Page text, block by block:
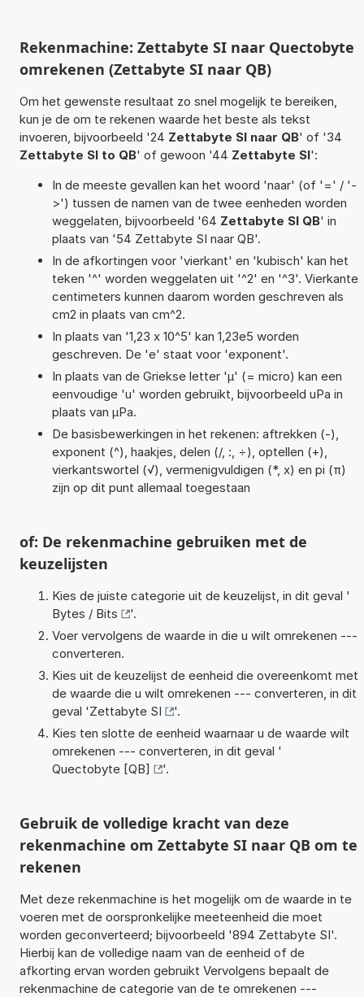
Rekenmachine: Zettabyte SI naar Quectobyte
omrekenen (Zettabyte SI naar QB)
Om het gewenste resultaat zo snel mogelijk te bereiken,
kun je de om te rekenen waarde het beste als tekst
invoeren, bijvoorbeeld '24 Zettabyte SI naar QB' of '34
Zettabyte SI to QB' of gewoon '44 Zettabyte SI':
In de meeste gevallen kan het woord 'naar' (of '=' / '-
>') tussen de namen van de twee eenheden worden
weggelaten, bijvoorbeeld '64 Zettabyte SI QB' in
plaats van '54 Zettabyte SI naar QB'.
In de afkortingen voor 'vierkant' en 'kubisch' kan het
teken '^' worden weggelaten uit '^2' en '^3'. Vierkante
centimeters kunnen daarom worden geschreven als
cm2 in plaats van cm^2.
In plaats van '1,23 x 10^5' kan 1,23e5 worden
geschreven. De 'e' staat voor 'exponent'.
In plaats van de Griekse letter 'µ' (= micro) kan een
eenvoudige 'u' worden gebruikt, bijvoorbeeld uPa in
plaats van µPa.
De basisbewerkingen in het rekenen: aftrekken (-),
exponent (^), haakjes, delen (/, :, ÷), optellen (+),
vierkantswortel (√), vermenigvuldigen (*, x) en pi (π)
zijn op dit punt allemaal toegestaan
of: De rekenmachine gebruiken met de
keuzelijsten
Kies de juiste categorie uit de keuzelijst, in dit geval '
Bytes / Bits
'.
Voer vervolgens de waarde in die u wilt omrekenen ---
converteren.
Kies uit de keuzelijst de eenheid die overeenkomt met
de waarde die u wilt omrekenen --- converteren, in dit
geval 'Zettabyte SI
'.
Kies ten slotte de eenheid waarnaar u de waarde wilt
omrekenen --- converteren, in dit geval '
Quectobyte [QB]
'.
Gebruik de volledige kracht van deze
rekenmachine om Zettabyte SI naar QB om te
rekenen
Met deze rekenmachine is het mogelijk om de waarde in te
voeren met de oorspronkelijke meeteenheid die moet
worden geconverteerd; bijvoorbeeld '894 Zettabyte SI'.
Hierbij kan de volledige naam van de eenheid of de
afkorting ervan worden gebruikt Vervolgens bepaalt de
rekenmachine de categorie van de te omrekenen ---